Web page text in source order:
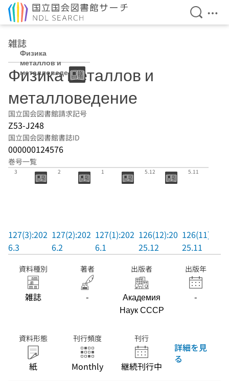
検索を
メ
雑誌
Физика
металлов и
металловедени
е
Физика металлов и
металловедение
国立国会図書館請求記号
Z53-J248
国立国会図書館書誌ID
000000124576
巻号一覧
127(3):2026.
3
127(3):202
6.3
2
127(2):202
6.2
1
127(1):202
6.1
5.12
126(12):20
25.12
5.11
126(11):20
25.11
資料種別
雑誌
著者
-
出版者
Академия
Наук СССР
出版年
-
資料形態
紙
刊行頻度
Monthly
刊行
継続刊行中
詳細を見
る